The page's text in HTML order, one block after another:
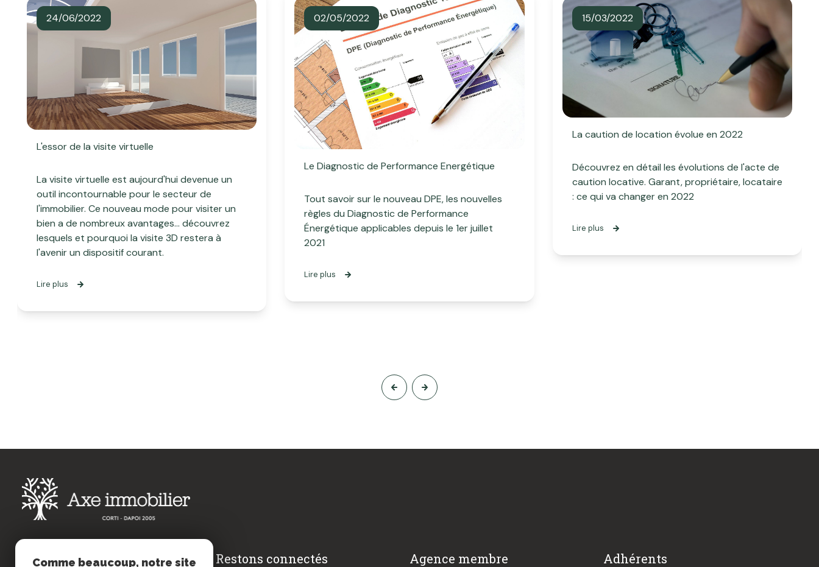
24/06/2022
L'essor de la visite virtuelle
La visite virtuelle est aujourd'hui devenue un
outil incontournable pour le secteur de
l'immobilier. Ce nouveau mode pour visiter un
bien a de nombreux avantages... découvrez
lesquels et pourquoi la visite 3D restera à
l'avenir un dispositif courant.
Lire plus
02/05/2022
Le Diagnostic de Performance Energétique
Tout savoir sur le nouveau DPE, les nouvelles
règles du Diagnostic de Performance
Énergétique applicables depuis le 1er juillet
2021
Lire plus
15/03/2022
La caution de location évolue en 2022
Découvrez en détail les évolutions de l'acte de
caution locative. Garant, propriétaire, locataire
: ce qui va changer en 2022
Lire plus
AXE IMMOBILIER Restons connectés Agence membre Adhérents
Comme beaucoup, notre site